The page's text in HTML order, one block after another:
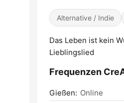
Alternative / Indie
Das Leben ist kein
Lieblingslied
Frequenzen
Gießen: Online